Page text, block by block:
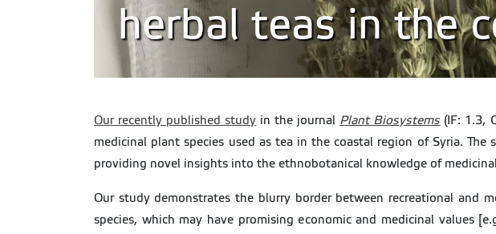
herbal teas in the
Our recently published study in the journal Plant Biosystems(IF: 1.3,
medicinal plant species used as tea in the coastal region of Syria.
providing novel insights into the ethnobotanical knowledge of
Our study demonstrates the blurry border between recreational and
species, which may have promising economic and medicinal values